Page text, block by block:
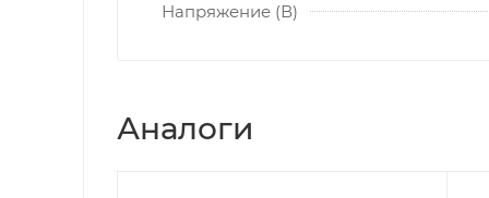
Напряжение (В)
Аналоги